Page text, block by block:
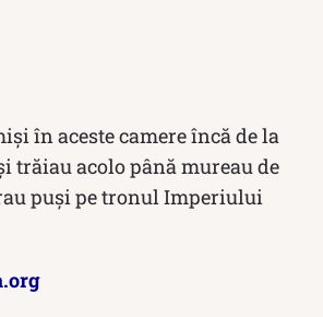
în aceste camere încă de la
trăiau acolo până mureau de
puși pe tronul Imperiului